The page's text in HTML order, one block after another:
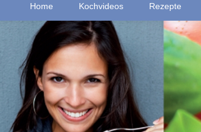
Home Kochvideos Rezepte